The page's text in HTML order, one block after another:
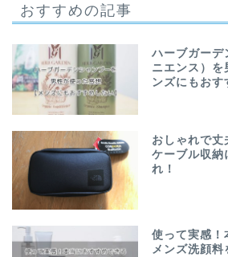
おすすめの記事
ハーブガーデ
ニエンス）を
ンズにもおす
おしゃれで
ケーブル収納
れ！
使って実感！
メンズ洗顔料